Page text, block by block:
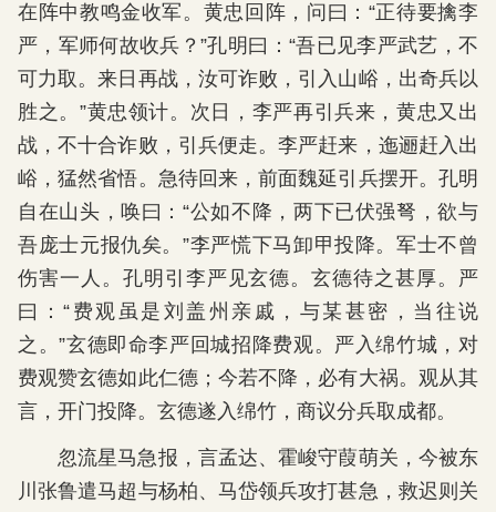
在阵中教鸣金收军。黄忠回阵，问曰：“正待要擒李
严，军师何故收兵？”孔明曰：“吾已见李严武艺，不
可力取。来日再战，汝可诈败，引入山峪，出奇兵以
胜之。”黄忠领计。次日，李严再引兵来，黄忠又出
战，不十合诈败，引兵便走。李严赶来，迤逦赶入出
峪，猛然省悟。急待回来，前面魏延引兵摆开。孔明
自在山头，唤曰：“公如不降，两下已伏强弩，欲与
吾庞士元报仇矣。”李严慌下马卸甲投降。军士不曾
伤害一人。孔明引李严见玄德。玄德待之甚厚。严
曰：“费观虽是刘盖州亲戚，与某甚密，当往说
之。”玄德即命李严回城招降费观。严入绵竹城，对
费观赞玄德如此仁德；今若不降，必有大祸。观从其
言，开门投降。玄德遂入绵竹，商议分兵取成都。
忽流星马急报，言孟达、霍峻守葭萌关，今被东
川张鲁遣马超与杨柏、马岱领兵攻打甚急，救迟则关